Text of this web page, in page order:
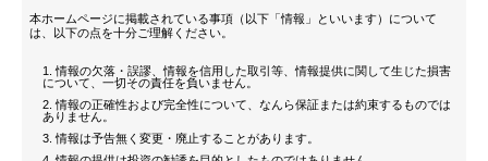
本ホームページに掲載されている事項（以下「情報」といいます）について
は、以下の点を十分ご理解ください。
情報の欠落・誤謬、情報を信用した取引等、情報提供に関して生じた損害
について、一切その責任を負いません。
情報の正確性および完全性について、なんら保証または約束するものでは
ありません。
情報は予告無く変更・廃止することがあります。